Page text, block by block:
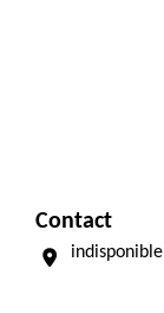
Contact
indisponible